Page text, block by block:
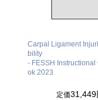
Carpal Ligament
bility
- FESSH Instructional
ok 2023
定価31,449